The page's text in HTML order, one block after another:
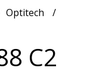
Optitech
C2